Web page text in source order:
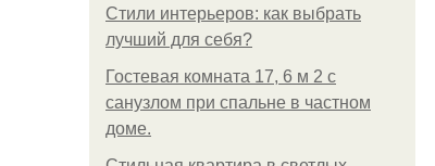
Стили интерьеров: как выбрать
лучший для себя?
Гостевая комната 17, 6 м 2 с
санузлом при спальне в частном
доме.